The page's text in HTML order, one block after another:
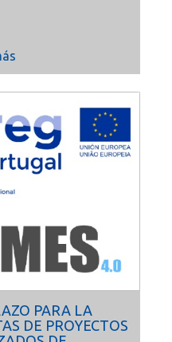
PARA LA
DE PROYECTOS